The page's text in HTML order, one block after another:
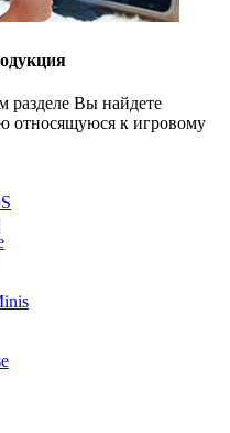
разделе Вы найдете
относящуюся к игровому